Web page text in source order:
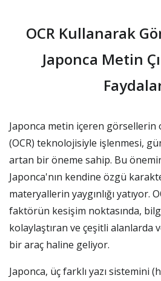
OCR Kullanarak
Japonca Metin
Japonca metin içeren görsellerin
(OCR) teknolojisiyle işlenmesi,
artan bir öneme sahip. Bu
Japonca'nın kendine özgü
materyallerin yaygınlığı yatıyor.
faktörün kesişim noktasında,
kolaylaştıran ve çeşitli alanlarda
bir araç haline geliyor.
Japonca, üç farklı yazı sistemini